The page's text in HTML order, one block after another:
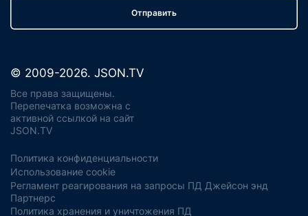
Отправить
© 2009-2026. JSON.TV
Все права защищены.
Перепечатка возможна с
активной ссылкой на сайт
JSON.TV
Политика конфиденциальности
Использование cookie
Регламент реагирования на запросы ПД Джейсон энд
Партнерс
Политика хранения и уничтожения ПД